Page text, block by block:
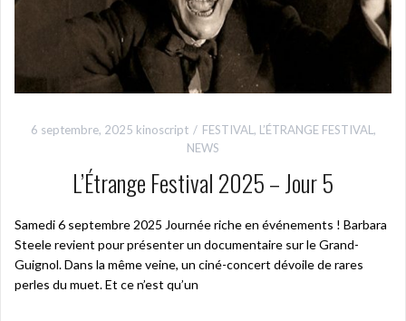
6 septembre, 2025 kinoscript FESTIVAL , L’ÉTRANGE FESTIVAL ,
NEWS
L’Étrange Festival 2025 – Jour 5
Samedi 6 septembre 2025 Journée riche en événements ! Barbara
Steele revient pour présenter un documentaire sur le Grand-
Guignol. Dans la même veine, un ciné-concert dévoile de rares
perles du muet. Et ce n’est qu’un